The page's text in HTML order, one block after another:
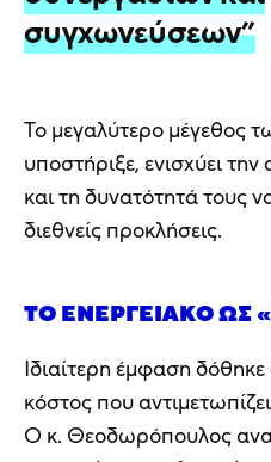
συγχωνεύσεων”
Το μεγαλύτερο μέγεθος
υποστήριξε, ενισχύει
και τη δυνατότητά τους
διεθνείς προκλήσεις.
ΤΟ ΕΝΕΡΓΕΙΑΚΌ ΩΣ
Ιδιαίτερη έμφαση
κόστος που
Ο κ. Θεοδωρόπουλος